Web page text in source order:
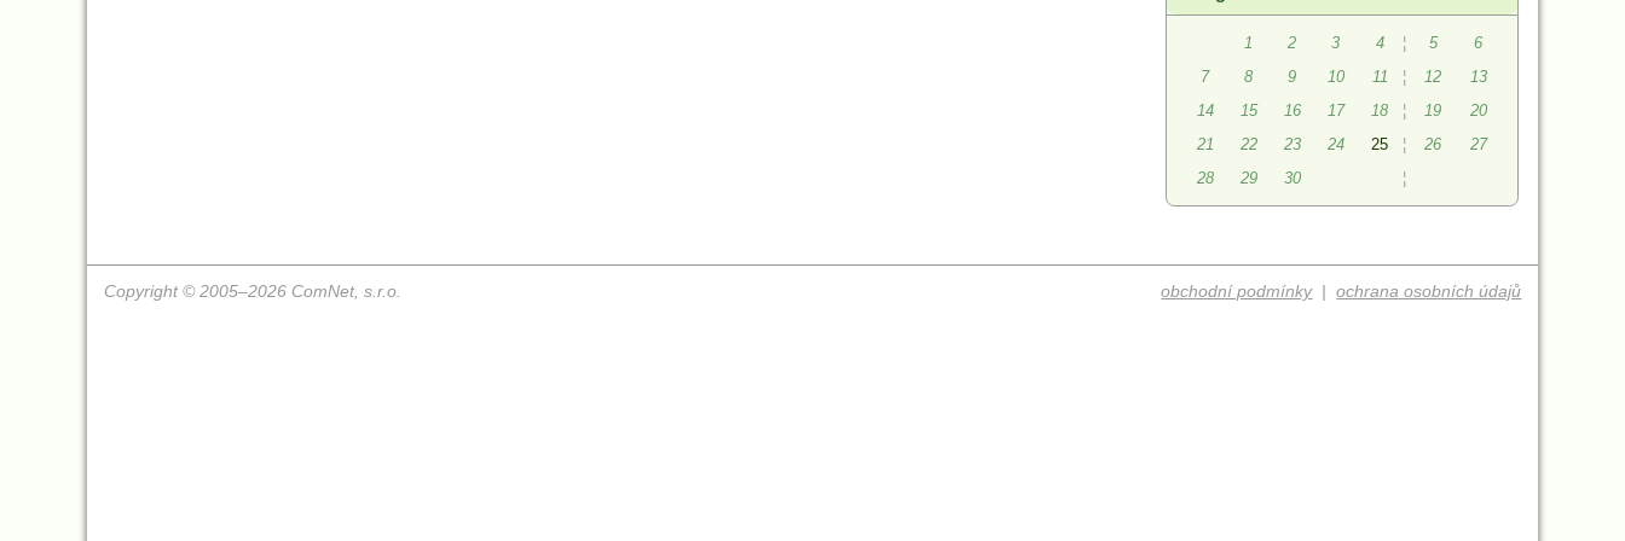
1 2 3 4 ¦ 5
6
7
8 9 10 11 ¦ 12
13
14
15 16 17 18 ¦ 19
20
21
22 23 24 25 ¦ 26
27
28
29 30 ¦
obchodní podmínky|ochrana osobních údajů
Copyright © 2005–2026 ComNet, s.r.o.